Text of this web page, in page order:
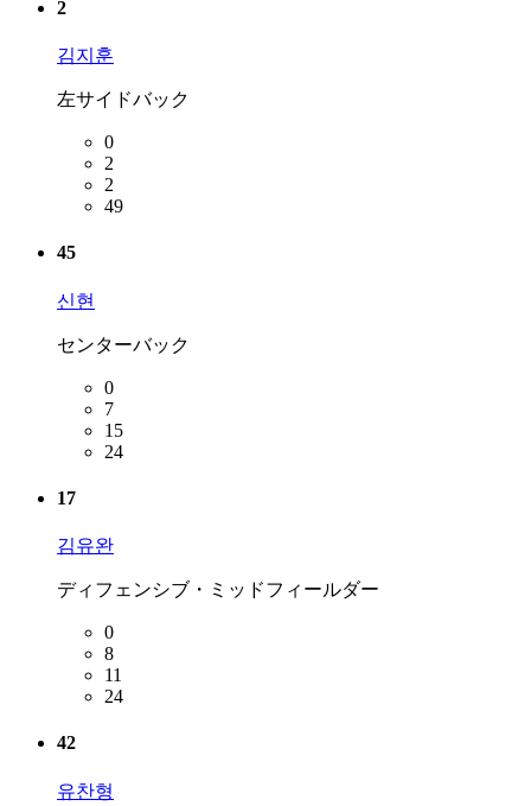
2
김지훈
左サイドバック
0
2
2
49
45
신현
センターバック
0
7
15
24
17
김유완
ディフェンシブ・ミッドフィールダー
0
8
11
24
42
유찬형